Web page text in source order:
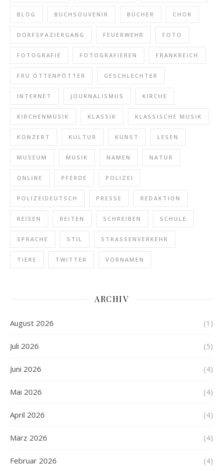
BLOG BUCHSOUVENIR BÜCHER CHOR
DORFSPAZIERGANG FEUERWEHR FOTO
FOTOGRAFIE FOTOGRAFIEREN FRANKREICH
FRU ÖTTENPÖTTER GESCHLECHTER
INTERNET JOURNALISMUS KIRCHE
KIRCHENMUSIK KLASSIK KLASSISCHE MUSIK
KONZERT KULTUR KUNST LESEN
MUSEUM MUSIK NAMEN NATUR
ONLINE PFERDE POLIZEI
POLIZEIDEUTSCH PRESSE REDAKTION
REISEN REITEN SCHREIBEN SCHULE
SPRACHE STIL STRASSENVERKEHR
TIERE TWITTER VORNAMEN
ARCHIV
August 2026 (1)
Juli 2026 (5)
Juni 2026 (4)
Mai 2026 (4)
April 2026 (4)
März 2026 (4)
Februar 2026 (4)